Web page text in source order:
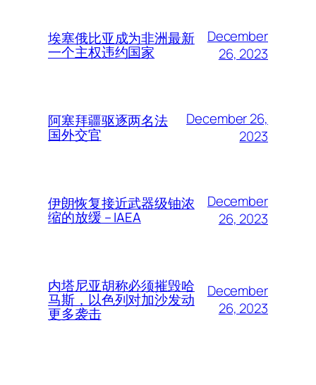
埃塞俄比亚成为非洲最新
一个主权违约国家
December
26, 2023
阿塞拜疆驱逐两名法
国外交官
December 26,
2023
伊朗恢复接近武器级铀浓
缩的放缓 – IAEA
December
26, 2023
内塔尼亚胡称必须摧毁哈
马斯，以色列对加沙发动
更多袭击
December
26, 2023